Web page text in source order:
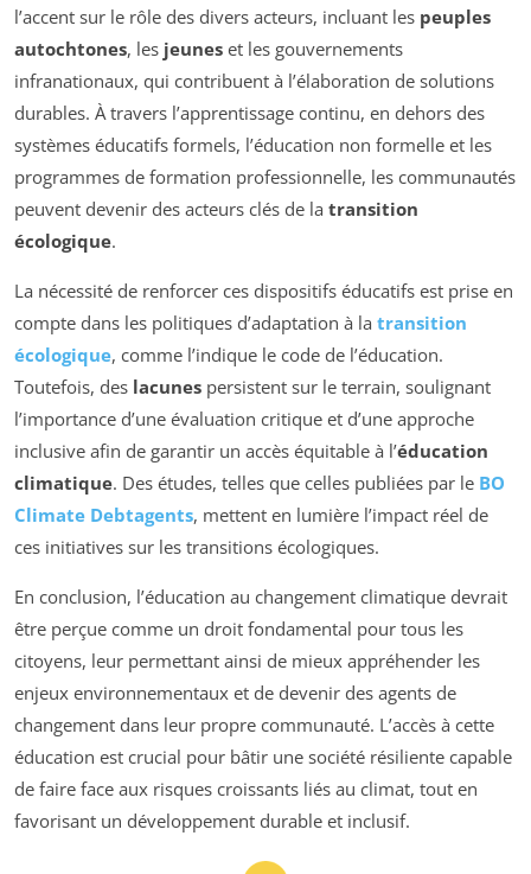
l’accent sur le rôle des divers acteurs, incluant les peuples
autochtones, les jeunes et les gouvernements
infranationaux, qui contribuent à l’élaboration de solutions
durables. À travers l’apprentissage continu, en dehors des
systèmes éducatifs formels, l’éducation non formelle et les
programmes de formation professionnelle, les communautés
peuvent devenir des acteurs clés de la transition
écologique.
La nécessité de renforcer ces dispositifs éducatifs est prise en
compte dans les politiques d’adaptation à la transition
écologique, comme l’indique le code de l’éducation.
Toutefois, des lacunes persistent sur le terrain, soulignant
l’importance d’une évaluation critique et d’une approche
inclusive afin de garantir un accès équitable à l’éducation
climatique. Des études, telles que celles publiées par le BO
Climate Debtagents, mettent en lumière l’impact réel de
ces initiatives sur les transitions écologiques.
En conclusion, l’éducation au changement climatique devrait
être perçue comme un droit fondamental pour tous les
citoyens, leur permettant ainsi de mieux appréhender les
enjeux environnementaux et de devenir des agents de
changement dans leur propre communauté. L’accès à cette
éducation est crucial pour bâtir une société résiliente capable
de faire face aux risques croissants liés au climat, tout en
favorisant un développement durable et inclusif.